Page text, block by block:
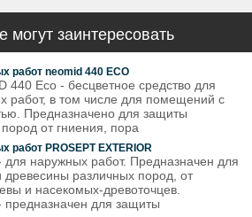
могут заинтересовать
работ neomid 440 ECO
Eco - бесцветное средство для
работ, в том числе для помещений с
Предназначено для защиты
от гниения, пора
работ PROSEPT EXTERIOR
для наружных работ. Предназначен для
различных пород, от
и насекомых-древоточцев.
предназначен для защиты